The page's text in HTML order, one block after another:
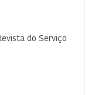
do Serviço